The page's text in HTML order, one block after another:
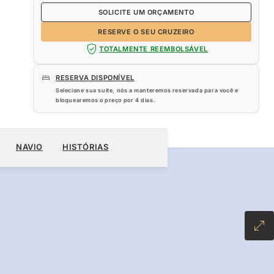
RESERVE O SEU CRUZEIRO
SOLICITE UM ORÇAMENTO
TOTALMENTE REEMBOLSÁVEL
RESERVA DISPONÍVEL
Selecione sua suíte, nós a manteremos reservada para você e
bloquearemos o preço por 4 dias.
RESERVE O SEU CRUZEIRO SOLICITE UM ORÇAMENTO
NAVIO HISTÓRIAS